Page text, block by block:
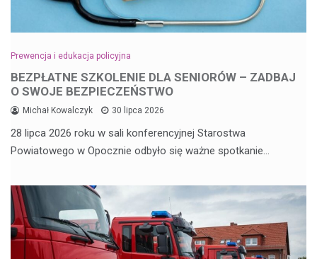
Prewencja i edukacja policyjna
BEZPŁATNE SZKOLENIE DLA SENIORÓW – ZADBAJ
O SWOJE BEZPIECZEŃSTWO
Michał Kowalczyk 30 lipca 2026
28 lipca 2026 roku w sali konferencyjnej Starostwa
Powiatowego w Opocznie odbyło się ważne spotkanie…